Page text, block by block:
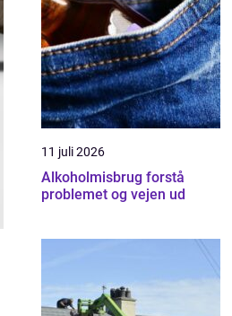
11 juli 2026
Alkoholmisbrug forstå
problemet og vejen ud